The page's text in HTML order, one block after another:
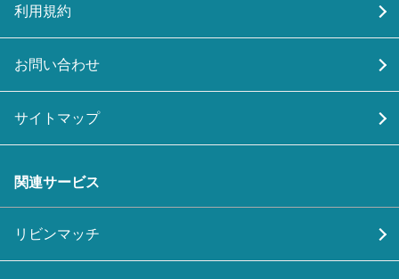
利用規約
お問い合わせ
サイトマップ
関連サービス
リビンマッチ